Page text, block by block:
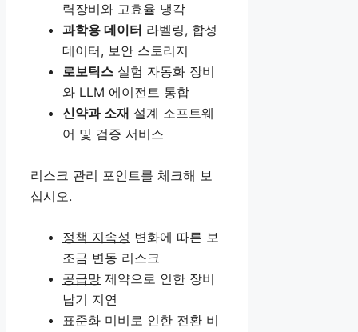
력장비와 고효율 냉각
과학용 데이터 라벨링, 합성
데이터, 보안 스토리지
로보틱스 실험 자동화 장비
와 LLM 에이전트 통합
신약과 소재 설계 소프트웨
어 및 검증 서비스
리스크 관리 포인트를 체크해 보
십시오.
정책 지속성 변화에 따른 보
조금 변동 리스크
공급망 제약으로 인한 장비
납기 지연
표준화 미비로 인한 전환 비